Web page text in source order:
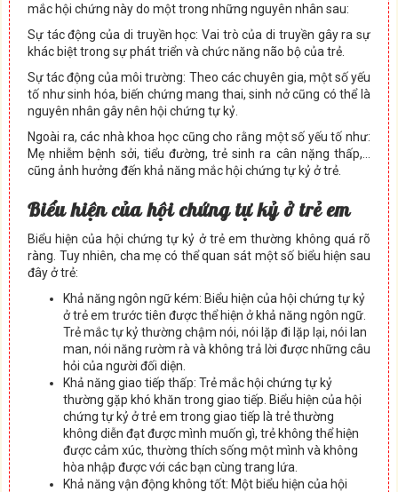
mắc hội chứng này do một trong những nguyên nhân sau:
Sự tác động của di truyền học: Vai trò của di truyền gây ra sự
khác biệt trong sự phát triển và chức năng não bộ của trẻ.
Sự tác động của môi trường: Theo các chuyên gia, một số yếu
tố như sinh hóa, biến chứng mang thai, sinh nở cũng có thể là
nguyên nhân gây nên hội chứng tự kỷ.
Ngoài ra, các nhà khoa học cũng cho rằng một số yếu tố như:
Mẹ nhiễm bệnh sởi, tiểu đường, trẻ sinh ra cân nặng thấp,…
cũng ảnh hưởng đến khả năng mắc hội chứng tự kỷ ở trẻ.
Biểu hiện của hội chứng tự kỷ ở trẻ em
Biểu hiện của hội chứng tự kỷ ở trẻ em thường không quá rõ
ràng. Tuy nhiên, cha mẹ có thể quan sát một số biểu hiện sau
đây ở trẻ:
Khả năng ngôn ngữ kém: Biểu hiện của hội chứng tự kỷ
ở trẻ em trước tiên được thể hiện ở khả năng ngôn ngữ.
Trẻ mắc tự kỷ thường chậm nói, nói lặp đi lặp lại, nói lan
man, nói năng rườm rà và không trả lời được những câu
hỏi của người đối diện.
Khả năng giao tiếp thấp: Trẻ mắc hội chứng tự kỷ
thường gặp khó khăn trong giao tiếp. Biểu hiện của hội
chứng tự kỷ ở trẻ em trong giao tiếp là trẻ thường
không diễn đạt được mình muốn gì, trẻ không thể hiện
được cảm xúc, thường thích sống một mình và không
hòa nhập được với các bạn cùng trang lứa.
Khả năng vận động không tốt: Một biểu hiện của hội